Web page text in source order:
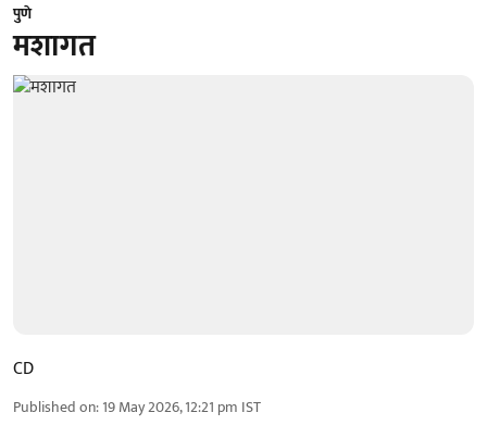
पुणे
मशागत
CD
Published on:19 May 2026, 12:21 pm IST